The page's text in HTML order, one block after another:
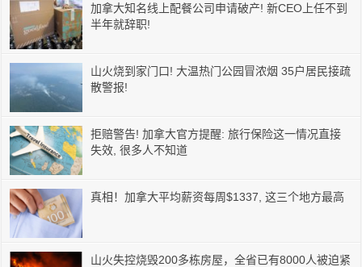
加拿大知名线上配餐公司申请破产! 新CEO上任不到
半年就辞职!
山火烧到家门口! 大温热门公园冒浓烟 35户居民接疏
散警报!
拒赔警告! 加拿大官方提醒: 旅行保险这一情况直接
失效, 很多人不知道
真相！加拿大平均薪资每周$1337, 这三个地方最高
山火失控烧毁200多栋房屋，全省已有8000人被迫紧